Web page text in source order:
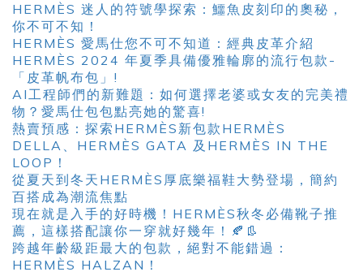
HERMÈS 迷人的符號學探索：鱷魚皮刻印的奧秘，
你不可不知！
HERMÈS 愛馬仕您不可不知道：經典皮革介紹
HERMÈS 2024 年夏季具備優雅輪廓的流行包款-
「皮革帆布包」!
AI工程師們的新難題：如何選擇老婆或女友的完美禮
物？愛馬仕包包點亮她的驚喜!
熱賣預感：探索HERMÈS新包款HERMÈS
DELLA、HERMÈS GATA 及HERMÈS IN THE
LOOP！
從夏天到冬天HERMÈS厚底樂福鞋大勢登場，簡約
百搭成為潮流焦點
現在就是入手的好時機！HERMÈS秋冬必備靴子推
薦，這樣搭配讓你一穿就好幾年！🍂👢
跨越年齡級距最大的包款，絕對不能錯過：
HERMÈS HALZAN！